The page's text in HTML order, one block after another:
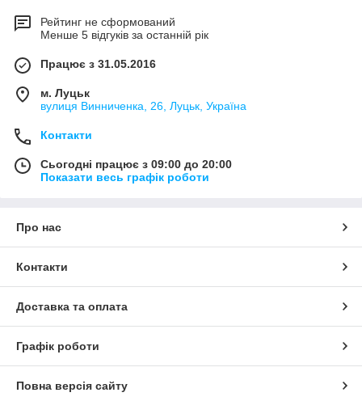
Рейтинг не сформований
Менше 5 відгуків за останній рік
Працює з 31.05.2016
м. Луцьк
вулиця Винниченка, 26, Луцьк, Україна
Контакти
Сьогодні працює з 09:00 до 20:00
Показати весь графік роботи
Про нас
Контакти
Доставка та оплата
Графік роботи
Повна версія сайту